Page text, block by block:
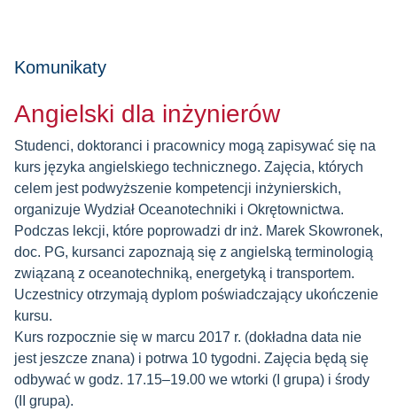
Komunikaty
Angielski dla inżynierów
Studenci, doktoranci i pracownicy mogą zapisywać się na
kurs języka angielskiego technicznego. Zajęcia, których
celem jest podwyższenie kompetencji inżynierskich,
organizuje Wydział Oceanotechniki i Okrętownictwa.
Podczas lekcji, które poprowadzi dr inż. Marek Skowronek,
doc. PG, kursanci zapoznają się z angielską terminologią
związaną z oceanotechniką, energetyką i transportem.
Uczestnicy otrzymają dyplom poświadczający ukończenie
kursu.
Kurs rozpocznie się w marcu 2017 r. (dokładna data nie
jest jeszcze znana) i potrwa 10 tygodni. Zajęcia będą się
odbywać w godz. 17.15–19.00 we wtorki (I grupa) i środy
(II grupa).